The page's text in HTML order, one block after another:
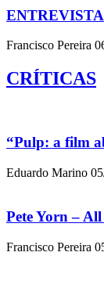
ENTREVISTA
Francisco Pereira
CRÍTICAS
“Pulp: a film
Eduardo Marino
Pete Yorn –
Francisco Pereira